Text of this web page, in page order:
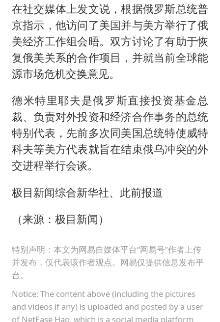
在社交媒体上发文说，根据俄罗斯总统普
京指示，他访问了美国并与美方举行了俄
美经济工作组会晤。双方讨论了有助于恢
复俄美关系的合作项目，并就当前全球能
源市场危机交换意见。
德米特里耶夫是俄罗斯直接投资基金总
裁、负责对外投资和经济合作事务的总统
特别代表，先前多次同美国总统特使威特
科夫等美方代表就旨在结束俄乌冲突的外
交进程举行会谈。
极目新闻综合新华社、此前报道
（来源：极目新闻）
特别声明：本文为网易自媒体平台“网易号”作者上传
并发布，仅代表该作者观点。网易仅提供信息发布平
台。
Notice: The content above (including the pictures
and videos if any) is uploaded and posted by a user
of NetEase Hao, which is a social media platform